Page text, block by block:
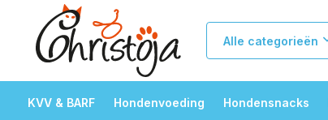
Alle categorieën
KVV & BARF Hondenvoeding Hondensnacks